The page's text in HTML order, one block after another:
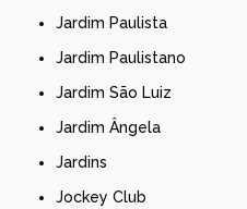
Jardim Paulista
Jardim Paulistano
Jardim São Luiz
Jardim Ângela
Jardins
Jockey Club